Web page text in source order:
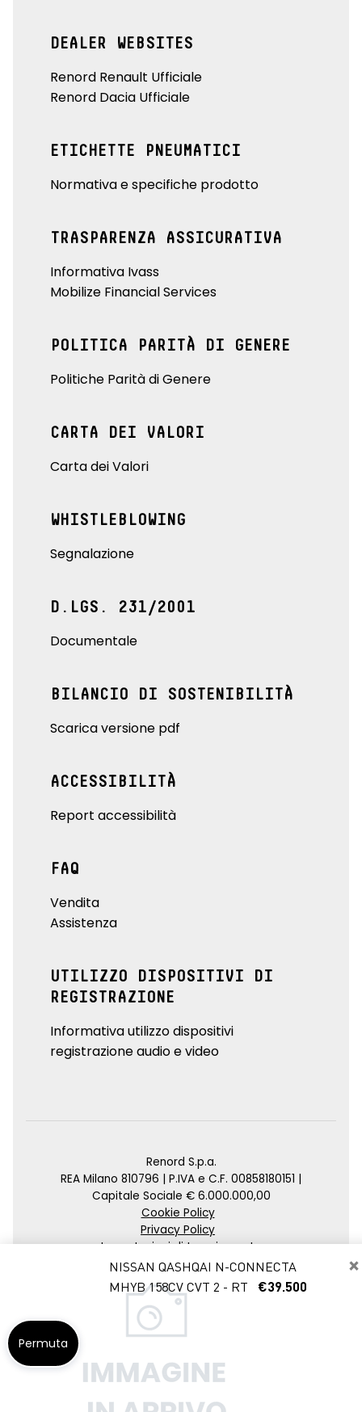
×
NISSAN QASHQAI N-CONNECTA
MHYB 158CV CVT 2 - RT
€39.500
DEALER WEBSITES
Renord Renault Ufficiale
Renord Dacia Ufficiale
ETICHETTE PNEUMATICI
Normativa e specifiche prodotto
TRASPARENZA ASSICURATIVA
Informativa Ivass
Mobilize Financial Services
POLITICA PARITÀ DI GENERE
Politiche Parità di Genere
CARTA DEI VALORI
Carta dei Valori
WHISTLEBLOWING
Segnalazione
D.LGS. 231/2001
Documentale
BILANCIO DI SOSTENIBILITÀ
Scarica versione pdf
ACCESSIBILITÀ
Report accessibilità
FAQ
Vendita
Assistenza
UTILIZZO DISPOSITIVI DI
REGISTRAZIONE
Informativa utilizzo dispositivi
registrazione audio e video
Renord S.p.a.
REA Milano 810796 | P.IVA e C.F. 00858180151 |
Capitale Sociale € 6.000.000,00
Cookie Policy
Privacy Policy
Impostazioni di tracciamento
Credits
Agenzia SEO
Permuta